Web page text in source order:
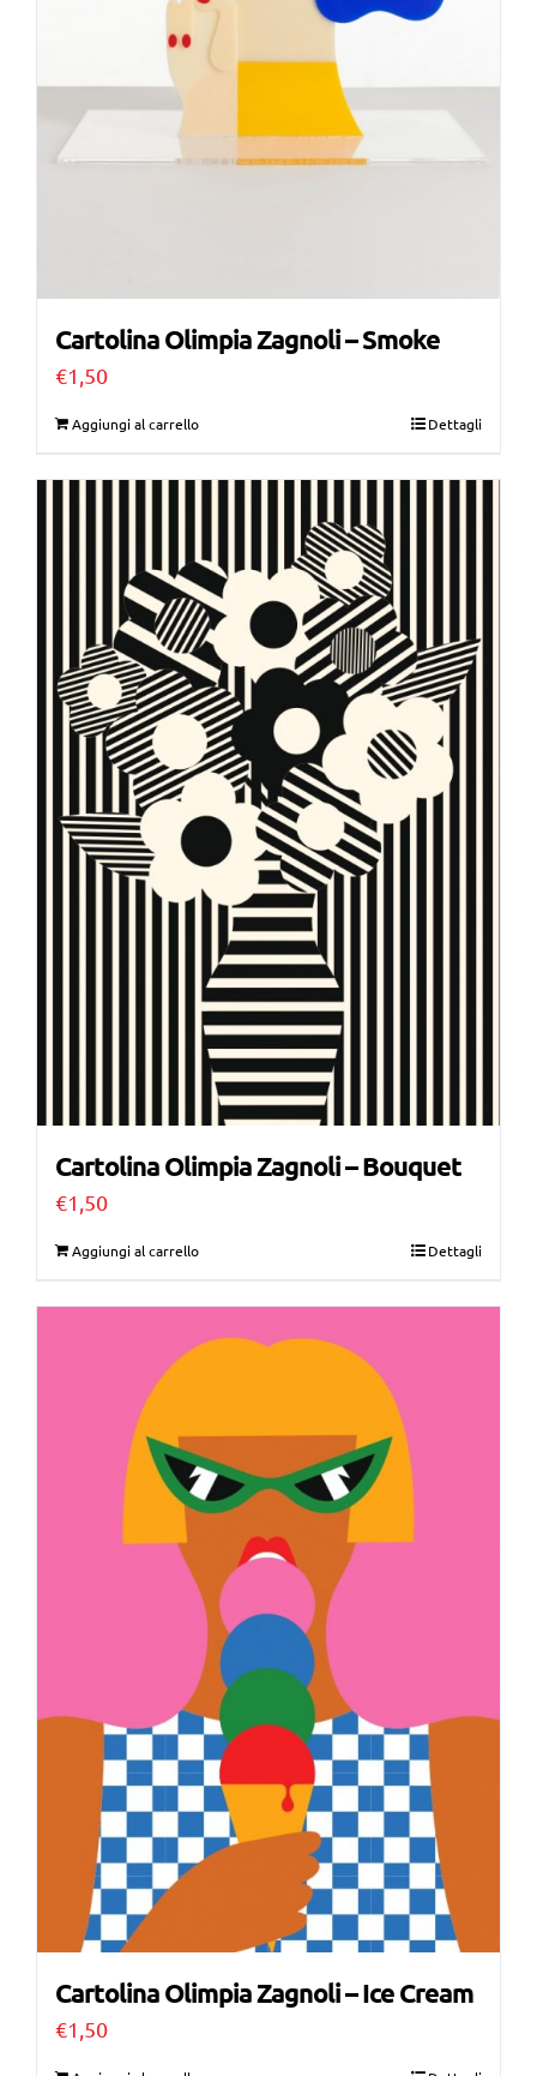
Cartolina Olimpia Zagnoli – Smoke
€1,50
Aggiungi al carrello Dettagli
Cartolina Olimpia Zagnoli – Bouquet
€1,50
Aggiungi al carrello Dettagli
Cartolina Olimpia Zagnoli – Ice Cream
€1,50